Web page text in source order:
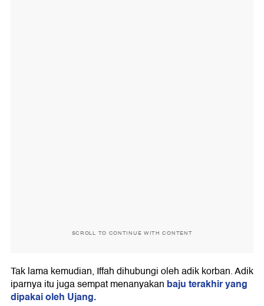
SCROLL TO CONTINUE WITH CONTENT
Tak lama kemudian, Iffah dihubungi oleh adik korban. Adik
iparnya itu juga sempat menanyakan baju terakhir yang
dipakai oleh Ujang.